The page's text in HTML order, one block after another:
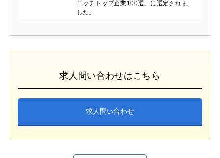
ニッチトップ企業100選」に選定されま
した。
求人問い合わせはこちら
求人問い合わせ